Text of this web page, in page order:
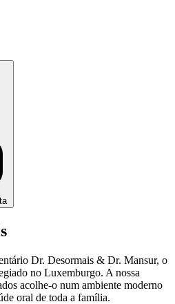
Dr. Desormais & Dr. Mansur, o
no Luxemburgo. A nossa
acolhe-o num ambiente moderno
oral de toda a família.